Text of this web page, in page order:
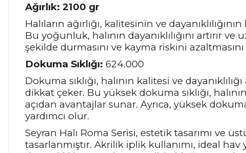
Ağırlık: 2100 gr
Halıların ağırlığı, kalitesinin ve
Bu yoğunluk, halının dayanıklılığını artırır
şekilde durmasını ve kayma riskini
Dokuma Sıklığı: 624.000
Dokuma sıklığı, halının kalitesi ve
dikkat çeker. Bu yüksek dokuma sıklığı,
açıdan avantajlar sunar. Ayrıca, yüksek
yardımcı olur.
Seyran Halı Roma Serisi, estetik tasarımı ve
tasarlanmıştır. Akrilik iplik kullanımı, ideal